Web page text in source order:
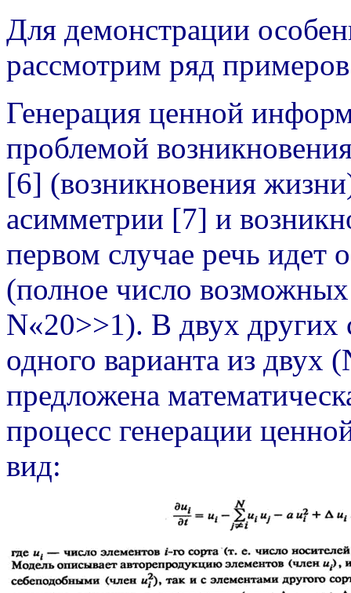
Для демонстрации
рассмотрим ряд
Генерация ценной
проблемой
[6] (возникновения
асимметрии [7] и
первом случае речь идет
(полное число
N«20>>1). В двух других
одного варианта из
предложена
процесс генерации
вид: